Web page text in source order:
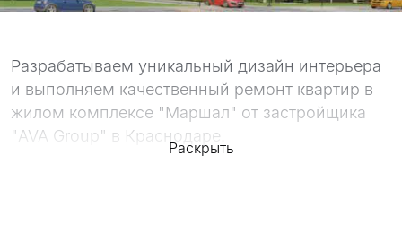
Разрабатываем уникальный дизайн интерьера
и выполняем качественный ремонт квартир в
жилом комплексе "Маршал" от застройщика
"AVA Group" в Краснодаре.
Раскрыть